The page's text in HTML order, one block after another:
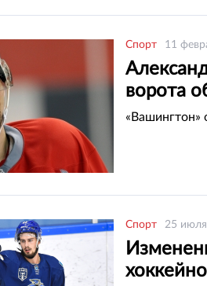
Спорт 11
ворота
«Вашингтон»
Спорт 25